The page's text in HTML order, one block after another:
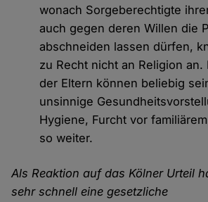
wonach Sorgeberechtigte
auch gegen deren Willen die
abschneiden lassen dürfen,
zu Recht nicht an Religion an.
der Eltern können beliebig
unsinnige
Hygiene, Furcht vor
so weiter.
Als Reaktion auf das Kölner Urteil
sehr schnell eine gesetzliche